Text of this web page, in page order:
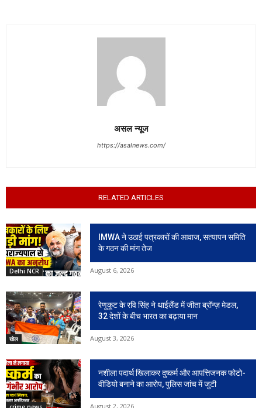
असल न्यूज
https://asalnews.com/
RELATED ARTICLES
Delhi NCR
IMWA ने उठाई पत्रकारों की आवाज, सत्यापन समिति
के गठन की मांग तेज
August 6, 2026
खेल
रेणुकूट के रवि सिंह ने थाईलैंड में जीता ब्रॉन्ज़ मेडल,
32 देशों के बीच भारत का बढ़ाया मान
August 3, 2026
नशीला पदार्थ खिलाकर दुष्कर्म और आपत्तिजनक फोटो-
वीडियो बनाने का आरोप, पुलिस जांच में जुटी
August 2, 2026